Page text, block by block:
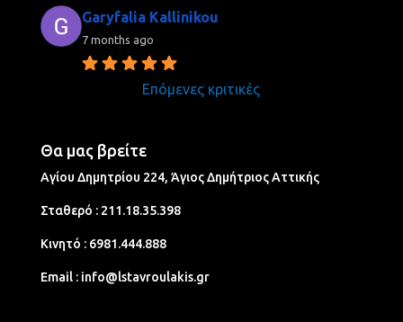
Garyfalia Kallinikou
7 months ago
Επόμενες κριτικές
Θα μας βρείτε
Αγίου Δημητρίου 224, Άγιος Δημήτριος Aττικής
Σταθερό : 211.18.35.398
Κινητό : 6981.444.888
Email : info@lstavroulakis.gr